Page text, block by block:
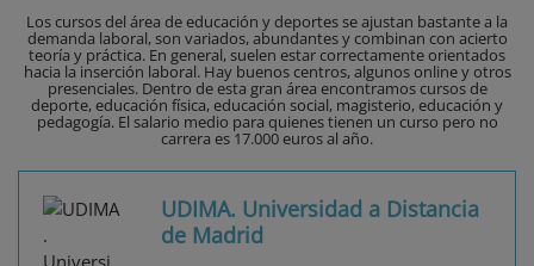
Los cursos del área de educación y deportes se ajustan bastante a la
demanda laboral, son variados, abundantes y combinan con acierto
teoría y práctica. En general, suelen estar correctamente orientados
hacia la inserción laboral. Hay buenos centros, algunos online y otros
presenciales. Dentro de esta gran área encontramos cursos de
deporte, educación física, educación social, magisterio, educación y
pedagogía. El salario medio para quienes tienen un curso pero no
carrera es 17.000 euros al año.
UDIMA. Universidad a Distancia
de Madrid